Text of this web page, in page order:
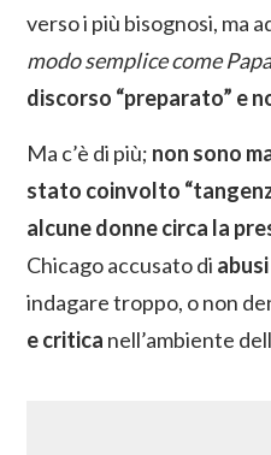
verso i più bisognosi, ma
modo semplice come
discorso “preparato” e
Ma c’è di più; non sono
stato coinvolto
alcune donne circa la
Chicago accusato di
indagare troppo, o non
e critica nell’ambiente